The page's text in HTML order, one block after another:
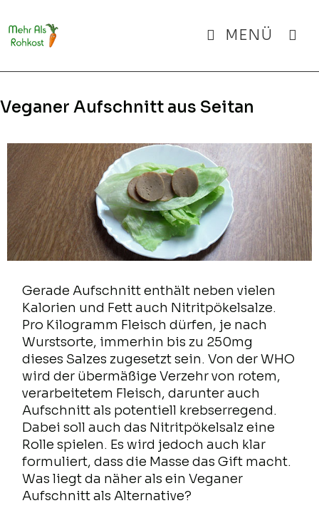
Inhalt
springen
MENÜ
Veganer Aufschnitt aus Seitan
Gerade Aufschnitt enthält neben vielen
Kalorien und Fett auch Nitritpökelsalze.
Pro Kilogramm Fleisch dürfen, je nach
Wurstsorte, immerhin bis zu 250mg
dieses Salzes zugesetzt sein. Von der WHO
wird der übermäßige Verzehr von rotem,
verarbeitetem Fleisch, darunter auch
Aufschnitt als potentiell krebserregend.
Dabei soll auch das Nitritpökelsalz eine
Rolle spielen. Es wird jedoch auch klar
formuliert, dass die Masse das Gift macht.
Was liegt da näher als ein Veganer
Aufschnitt als Alternative?